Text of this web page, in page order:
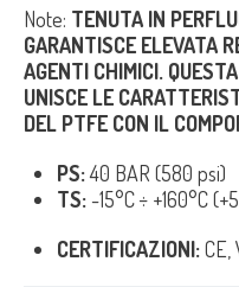
Note: TENUTA IN
GARANTISCE ELEVATA
AGENTI CHIMICI.
UNISCE LE
DEL PTFE CON IL
PS:40 BAR (580 psi)
TS: -15°C ÷ +160°C
CERTIFICAZIONI:CE,